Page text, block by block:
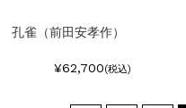
孔雀（前田安孝作）
¥62,700(税込)